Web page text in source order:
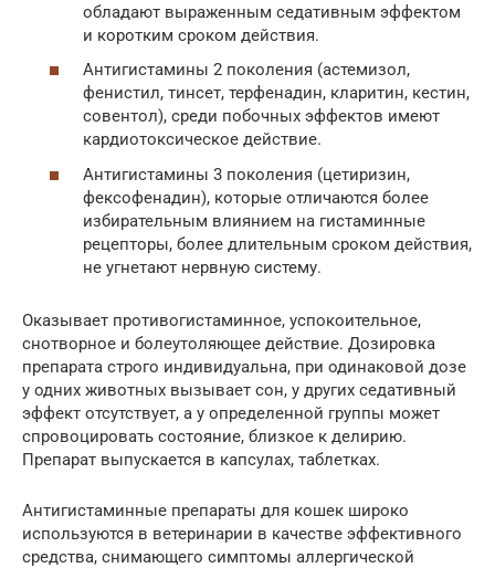
обладают выраженным седативным эффектом
и коротким сроком действия.
Антигистамины 2 поколения (астемизол,
фенистил, тинсет, терфенадин, кларитин, кестин,
совентол), среди побочных эффектов имеют
кардиотоксическое действие.
Антигистамины 3 поколения (цетиризин,
фексофенадин), которые отличаются более
избирательным влиянием на гистаминные
рецепторы, более длительным сроком действия,
не угнетают нервную систему.
Оказывает противогистаминное, успокоительное,
снотворное и болеутоляющее действие. Дозировка
препарата строго индивидуальна, при одинаковой дозе
у одних животных вызывает сон, у других седативный
эффект отсутствует, а у определенной группы может
спровоцировать состояние, близкое к делирию.
Препарат выпускается в капсулах, таблетках.
Антигистаминные препараты для кошек широко
используются в ветеринарии в качестве эффективного
средства, снимающего симптомы аллергической